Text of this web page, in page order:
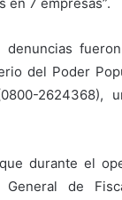
denuncias
del Poder
2624368),
durante el
de